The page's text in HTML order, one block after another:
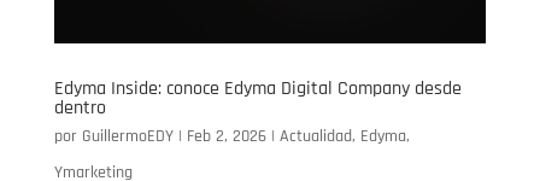
Edyma Inside: conoce Edyma Digital Company desde
dentro
por GuillermoEDY| Feb 2, 2026| Actualidad, Edyma,
Ymarketing